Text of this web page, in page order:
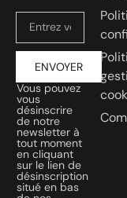
ENVOYER
Vous pouvez
vous
désinscrire
de notre
newsletter à
tout moment
en cliquant
sur le lien de
désinscription
situé en bas